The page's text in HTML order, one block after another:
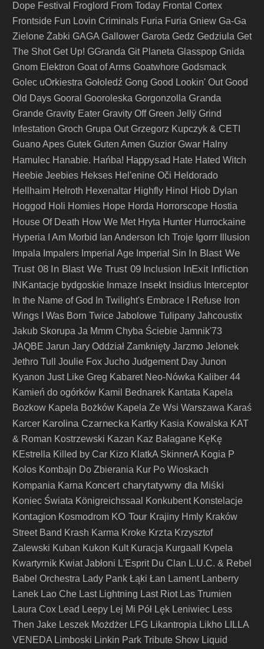
Dope Festival
Froglord From Today Frontal Cortex
Frontside Fun Lovin Criminals Furia Furia Gniew Ga-Ga
Zielone Żabki GAGA Gallower Garota Gedz Gedziula Get
The Shot Get Up! GGranda Git Planeta Glasspop Gnida
Gnom Elektron Goat of Arms Goatwhore Godsmack
Golec uOrkiestra Gołoledź Gong Good Lookin' Out Good
Old Days Gooral Gooroleska Gorgonzolla Granda
Grande Gravity Eater Gravity Off Green Jellÿ Grind
Infestation Groch Grupa Out Grzegorz Kupczyk & CETI
Guano Apes Gutek Guten Amen Guzior Gwar Halny
Hamulec Hanabie. Hańba! Happysad Hate Hated Witch
Heebie Jeebies Hekses Hel'enine Oči Heldorado
Hellhaim Helroth Hexenaltar Highfly Hinol Hiob Dylan
Hoggod Holi Homies Hope Horda Horrorscope Hostia
House Of Death How We Met Hryta Hunter Hurrockaine
Hyperia
I Am Morbid Ian Anderson Ich Troje Igorrr
Illusion
Impala Impalers Imperial Age Imperial Sin In Blast We
Trust 08 In Blast We Trust 09 Inclusion InExit Infliction
INKantacje bydgoskie Inmaze Insekt Insidius Interceptor
In the Name of God
In Twilight's Embrace I Refuse Iron
Wings
I Was Born Twice Jabolowe Tulipany Jahcoustix
Jakub Skorupa Ja Mmm Chyba Ściebie Jamnik'73
JAQBE Jarun Jary Oddział Zamknięty Jarzmo Jelonek
Jethro Tull
Joulie Fox Jucho Judgement Day Junon
Kyanon Just Like Greg Kabaret Neo-Nówka Kaliber 44
Kamień do ogórków Kamil Bednarek Kantata Kapela
Bozkow Kapela Bożków Kapela Ze Wsi Warszawa Karaś
Karcer Karolina Czarnecka Kartky Kasia Kowalska KAT
& Roman Kostrzewski Kazan Kaz Bałagane KęKę
KEstrella Killed by Car Kizo KlatkA SkinnerA Kogia P
Kolos Kombajn Do Zbierania Kur Po Wioskach
Kompania Karna Koncert charytatywny dla Miśki
Koniec Świata Königreichssaal Konkubent Konstelacje
Kontagion Kosmodrom KO Tour Krajiny Hmly Kraków
Street Band Krash Karma Kroke Krzta Krzysztof
Zalewski Kuban Kukon Kult Kuracja Kurgaall
Kvpela
Kwartyrnik Kwiat Jabłoni L'Esprit Du Clan L.U.C. & Rebel
Babel Orchestra Lady Pank Łąki Łan Lament Lanberry
Lanek Lao Che Last Lightning Last Riot Las Trumien
Laura Cox Lead Leepy Lej Mi Pół Lęk Leniwiec Less
Then Jake Leszek Możdżer LFG Likantropia Likho LILLA
VENEDA Limboski Linkin Park Tribute Show Liquid